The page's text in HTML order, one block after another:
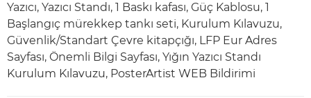
Yazıcı, Yazıcı Standı, 1 Baskı kafası, Güç Kablosu, 1
Başlangıç mürekkep tankı seti, Kurulum Kılavuzu,
Güvenlik/Standart Çevre kitapçığı, LFP Eur Adres
Sayfası, Önemli Bilgi Sayfası, Yığın Yazıcı Standı
Kurulum Kılavuzu, PosterArtist WEB Bildirimi